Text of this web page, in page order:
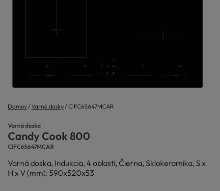
Domov Varné dosky CIFC6S647MCAR
Varná doska
Candy Cook 800
CIFC6S647MCAR
Varná doska, Indukcia, 4 oblasti, Čierna, Sklokeramika, S x
H x V (mm): 590x520x53